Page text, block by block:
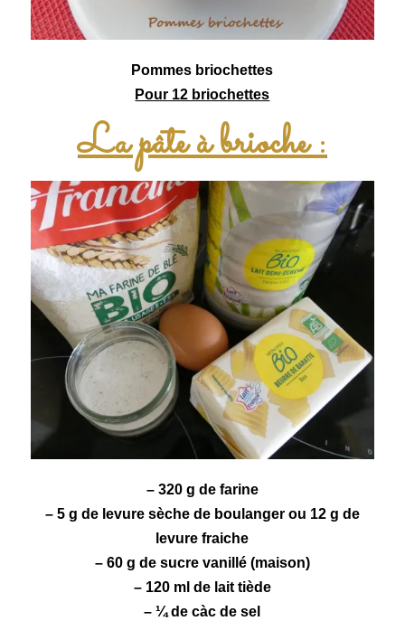
Pommes briochettes
Pour 12 briochettes
La pâte à brioche :
– 320 g de farine
– 5 g de levure sèche de boulanger ou 12 g de
levure fraiche
– 60 g de sucre vanillé(maison)
– 120 ml de lait tiède
– ¼ de càc de sel